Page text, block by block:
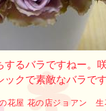
するバラですねー。
ックで素敵なバラで
花屋 花の店ジョアン